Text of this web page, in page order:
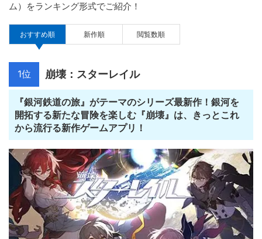
ム）をランキング形式でご紹介！
おすすめ順 新作順 閲覧数順
1位 崩壊：スターレイル
『銀河鉄道の旅』がテーマのシリーズ最新作！銀河を
開拓する新たな冒険を楽しむ『崩壊』は、きっとこれ
から流行る新作ゲームアプリ！